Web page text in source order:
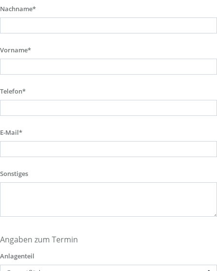
Nachname*
Vorname*
Telefon*
E-Mail*
Sonstiges
Angaben zum Termin
Anlagenteil